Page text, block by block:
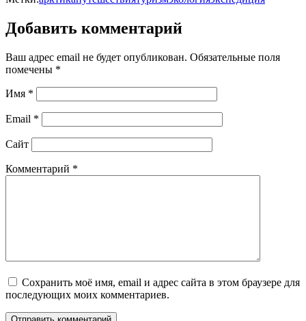
Добавить комментарий
Ваш адрес email не будет опубликован. Обязательные поля
помечены *
Имя *
Email *
Сайт
Комментарий *
Сохранить моё имя, email и адрес сайта в этом браузере для
последующих моих комментариев.